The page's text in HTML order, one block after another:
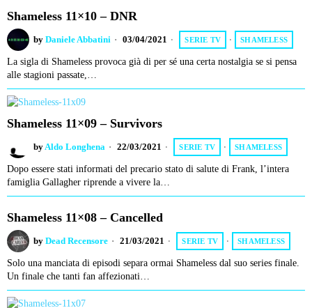
Shameless 11×10 – DNR
by Daniele Abbatini 03/04/2021 SERIE TV · SHAMELESS
La sigla di Shameless provoca già di per sé una certa nostalgia se si pensa
alle stagioni passate,…
Shameless 11×09 – Survivors
by Aldo Longhena 22/03/2021 SERIE TV · SHAMELESS
Dopo essere stati informati del precario stato di salute di Frank, l’intera
famiglia Gallagher riprende a vivere la…
Shameless 11×08 – Cancelled
by Dead Recensore 21/03/2021 SERIE TV · SHAMELESS
Solo una manciata di episodi separa ormai Shameless dal suo series finale.
Un finale che tanti fan affezionati…